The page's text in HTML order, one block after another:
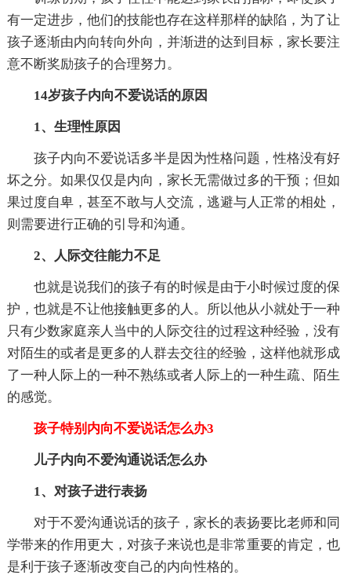
有一定进步，他们的技能也存在这样那样的缺陷，为了让
孩子逐渐由内向转向外向，并渐进的达到目标，家长要注
意不断奖励孩子的合理努力。
14岁孩子内向不爱说话的原因
1、生理性原因
孩子内向不爱说话多半是因为性格问题，性格没有好
坏之分。如果仅仅是内向，家长无需做过多的干预；但如
果过度自卑，甚至不敢与人交流，逃避与人正常的相处，
则需要进行正确的引导和沟通。
2、人际交往能力不足
也就是说我们的孩子有的时候是由于小时候过度的保
护，也就是不让他接触更多的人。所以他从小就处于一种
只有少数家庭亲人当中的人际交往的过程这种经验，没有
对陌生的或者是更多的人群去交往的经验，这样他就形成
了一种人际上的一种不熟练或者人际上的一种生疏、陌生
的感觉。
孩子特别内向不爱说话怎么办3
儿子内向不爱沟通说话怎么办
1、对孩子进行表扬
对于不爱沟通说话的孩子，家长的表扬要比老师和同
学带来的作用更大，对孩子来说也是非常重要的肯定，也
是利于孩子逐渐改变自己的内向性格的。